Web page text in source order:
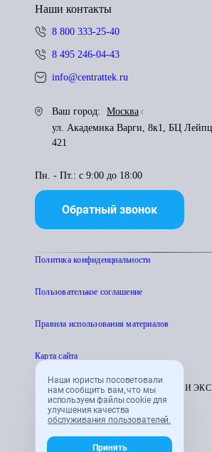
Наши юристы посоветовали
нам сообщить вам, что мы
используем файлы cookie для
улучшения качества
обслуживания пользователей.
Принять
Наши контакты
8 800 333-25-40
8 495 246-04-43
info@centrattek.ru
Ваш город:
Москва
ул. Академика Варги, 8к1, БЦ
421
Пн. - Пт.: с 9:00 до 18:00
Обратный звонок
Политика конфиденциальности
Пользователькое соглашение
Правила использования материалов
Карта сайта
© 1995 - 2026 «ЦЕНТР АТТЕСТАЦИИ И
CENTRATTEK.RU